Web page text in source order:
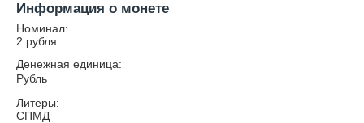
Информация о монете
Номинал:
2 рубля
Денежная единица:
Рубль
Литеры:
СПМД